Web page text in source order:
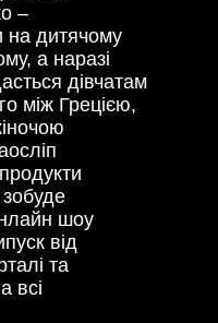
–
на дитячому
а наразі
дівчатам
між Грецією,
шоу
від
та
всі